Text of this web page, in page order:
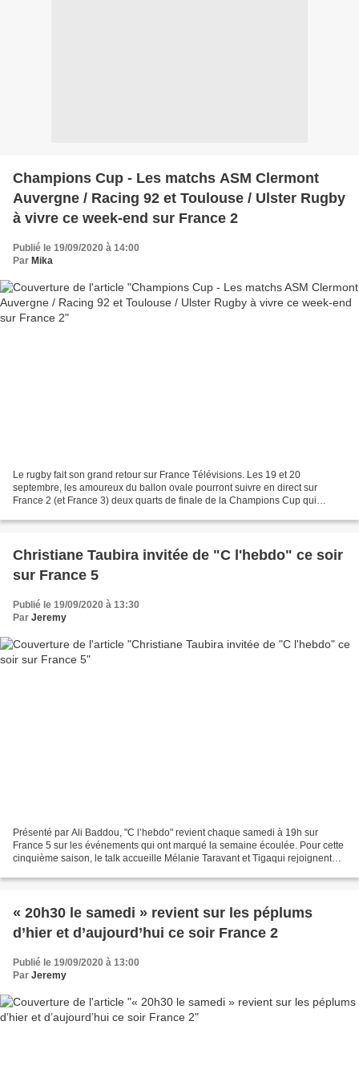
Champions Cup - Les matchs ASM Clermont
Auvergne / Racing 92 et Toulouse / Ulster Rugby
à vivre ce week-end sur France 2
Publié le 19/09/2020 à 14:00
Par Mika
Le rugby fait son grand retour sur France Télévisions. Les 19 et 20
septembre, les amoureux du ballon ovale pourront suivre en direct sur
France 2 (et France 3) deux quarts de finale de la Champions Cup qui
Christiane Taubira invitée de "C l'hebdo" ce soir
sur France 5
Publié le 19/09/2020 à 13:30
Par Jeremy
Présenté par Ali Baddou, "C l’hebdo" revient chaque samedi à 19h sur
France 5 sur les événements qui ont marqué la semaine écoulée. Pour cette
cinquième saison, le talk accueille Mélanie Taravant et Tigaqui rejoignent
« 20h30 le samedi » revient sur les péplums
d’hier et d’aujourd’hui ce soir France 2
Publié le 19/09/2020 à 13:00
Par Jeremy